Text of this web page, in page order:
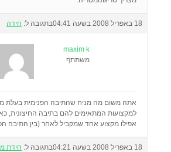
18 באפריל 2008 בשעה 04:41 בתגובה ל: חידה
maxim k
משתתף
אתה משום מה מניח שהתיבה הפנימית בעלת
למקצועות המתאימים להם בתיבה החיצונית,
אפילו מקצוע אחד שמקביל לאחר (בין התיבה
18 באפריל 2008 בשעה 04:21 בתגובה ל: חידת